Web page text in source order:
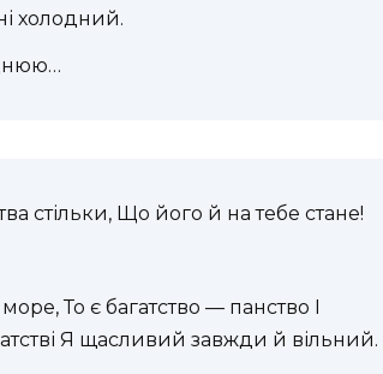
холодний.
стільки, Що його й на тебе стане!
То є багатство — панство І
Я щасливий завжди й вільний.